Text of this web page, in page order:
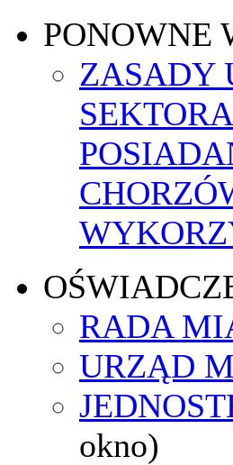
PONOWNE
ZASADY
RADA
URZĄD
okno)